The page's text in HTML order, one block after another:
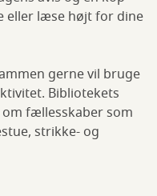
eller læse højt for dine
gerne vil bruge
Bibliotekets
fællesskaber som
strikke- og